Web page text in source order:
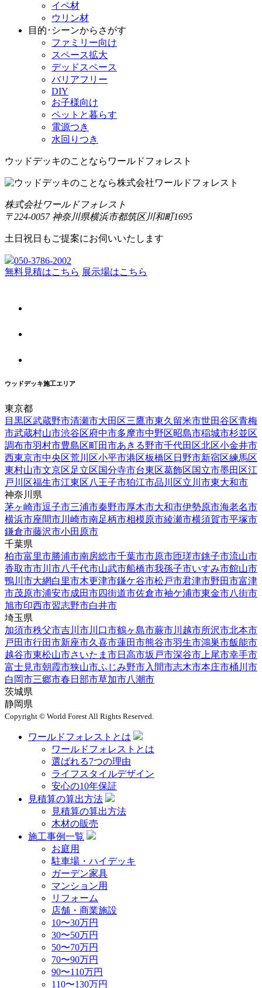
イペ材
ウリン材
目的･シーンからさがす
ファミリー向け
スペース拡大
デッドスペース
バリアフリー
DIY
お子様向け
ペットと暮らす
電源つき
水回りつき
ウッドデッキのことならワールドフォレスト
株式会社ワールドフォレスト
〒224-0057 神奈川県横浜市都筑区川和町1695
土日祝日もご提案にお伺いいたします
050-3786-2002
無料見積はこちら 展示場はこちら
ウッドデッキ施工エリア
東京都
目黒区武蔵野市清瀬市大田区三鷹市東久留米市世田谷区青梅
市武蔵村山市渋谷区府中市多摩市中野区昭島市稲城市杉並区
調布市羽村市豊島区町田市あきる野市千代田区北区小金井市
西東京市中央区荒川区小平市港区板橋区 日野市新宿区練馬区
東村山市文京区足立区国分寺市台東区葛飾区国立市墨田区江
戸川区福生市江東区八王子市狛江市品川区立川市東大和市
神奈川県
茅ヶ崎市逗子市三浦市秦野市厚木市大和市伊勢原市海老名市
横浜市座間市川崎市南足柄市相模原市綾瀬市横須賀市平塚市
鎌倉市藤沢市小田原市
千葉県
柏市富里市勝浦市南房総市千葉市市原市匝瑳市銚子市流山市
香取市市川市八千代市山武市船橋市我孫子市いすみ市館山市
鴨川市大網白里市木更津市鎌ケ谷市松戸市君津市野田市富津
市茂原市浦安市成田市四街道市佐倉市袖ケ浦市東金市八街市
旭市印西市習志野市白井市
埼玉県
加須市秩父市吉川市川口市鶴ヶ島市蕨市川越市所沢市北本市
戸田市行田市新座市久喜市蓮田市熊谷市羽生市鴻巣市飯能市
越谷市東松山市さいたま市日高市坂戸市深谷市 上尾市幸手市
富士見市朝霞市狭山市ふじみ野市入間市志木市本庄市桶川市
白岡市三郷市春日部市草加市八潮市
茨城県
静岡県
Copyright © World Forest All Rights Reserved.
ワールドフォレストとは
ワールドフォレストとは
選ばれる7つの理由
ライフスタイルデザイン
安心の10年保証
見積算の算出方法
見積算の算出方法
木材の販売
施工事例一覧
お庭用
駐車場・ハイデッキ
ガーデン家具
マンション用
リフォーム
店舗・商業施設
10〜30万円
30〜50万円
50〜70万円
70〜90万円
90〜110万円
110〜130万円